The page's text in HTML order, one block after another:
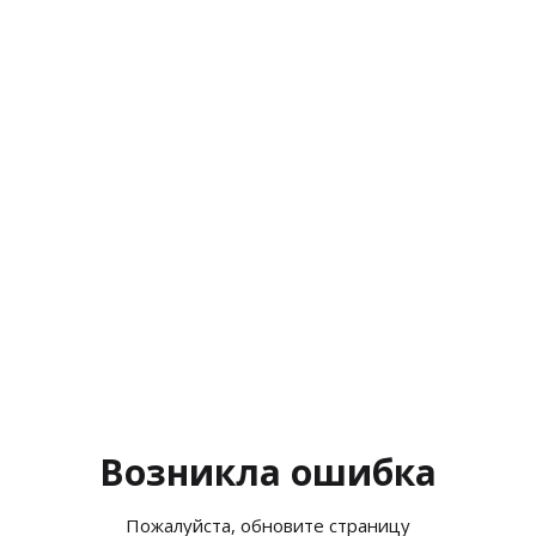
Возникла ошибка
Пожалуйста, обновите страницу